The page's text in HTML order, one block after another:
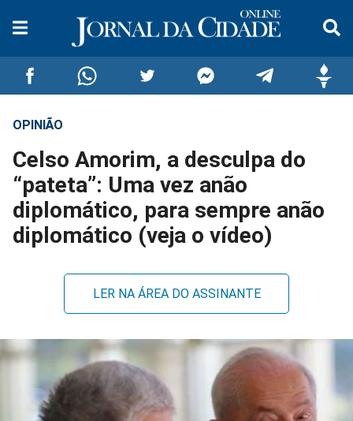
Compartilhar
no
Facebook
Compartilhar
no
Whatsapp
no
Twitter
no
Messenger
no
TelegramGettr
OPINIÃO
Celso Amorim, a desculpa do
“pateta”: Uma vez anão
diplomático, para sempre anão
diplomático (veja o vídeo)
LER NA ÁREA DO ASSINANTE